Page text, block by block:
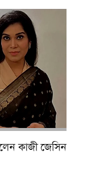
কাজী জেসিন